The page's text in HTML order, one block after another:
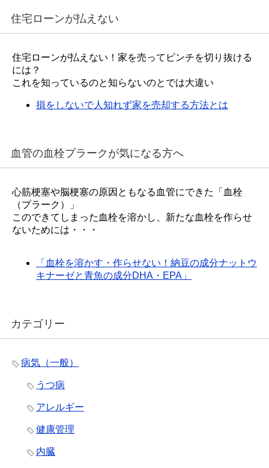
住宅ローンが払えない
住宅ローンが払えない！家を売ってピンチを切り抜ける
には？
これを知っているのと知らないのとでは大違い
損をしないで人知れず家を売却する方法とは
血管の血栓プラークが気になる方へ
心筋梗塞や脳梗塞の原因ともなる血管にできた「血栓
（プラーク）」
このできてしまった血栓を溶かし、新たな血栓を作らせ
ないためには・・・
「血栓を溶かす・作らせない！納豆の成分ナットウ
キナーゼと青魚の成分DHA・EPA」
カテゴリー
病気（一般）
うつ病
アレルギー
健康管理
内臓